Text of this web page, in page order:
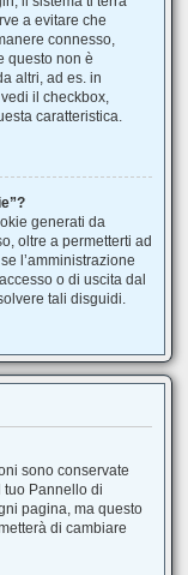
a evitare che
connesso,
questo non è
altri, ad es. in
il checkbox,
caratteristica.
generati da
oltre a permetterti ad
l’amministrazione
o di uscita dal
tali disguidi.
sono conservate
tuo Pannello di
pagina, ma questo
di cambiare